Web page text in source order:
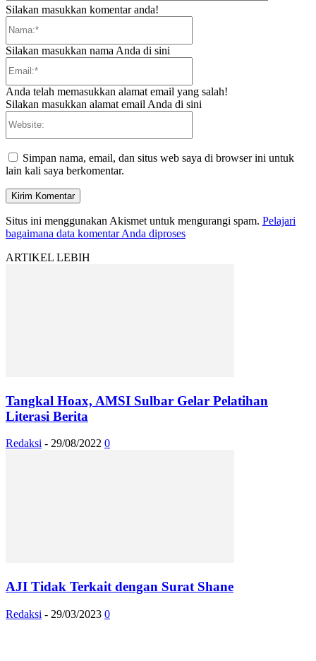
Silakan masukkan komentar anda!
Silakan masukkan nama Anda di sini
Anda telah memasukkan alamat email yang salah!
Silakan masukkan alamat email Anda di sini
Simpan nama, email, dan situs web saya di browser ini untuk
lain kali saya berkomentar.
Situs ini menggunakan Akismet untuk mengurangi spam. Pelajari
bagaimana data komentar Anda diproses
ARTIKEL LEBIH
Tangkal Hoax, AMSI Sulbar Gelar Pelatihan
Literasi Berita
Redaksi - 29/08/2022 0
AJI Tidak Terkait dengan Surat Shane
Redaksi - 29/03/2023 0